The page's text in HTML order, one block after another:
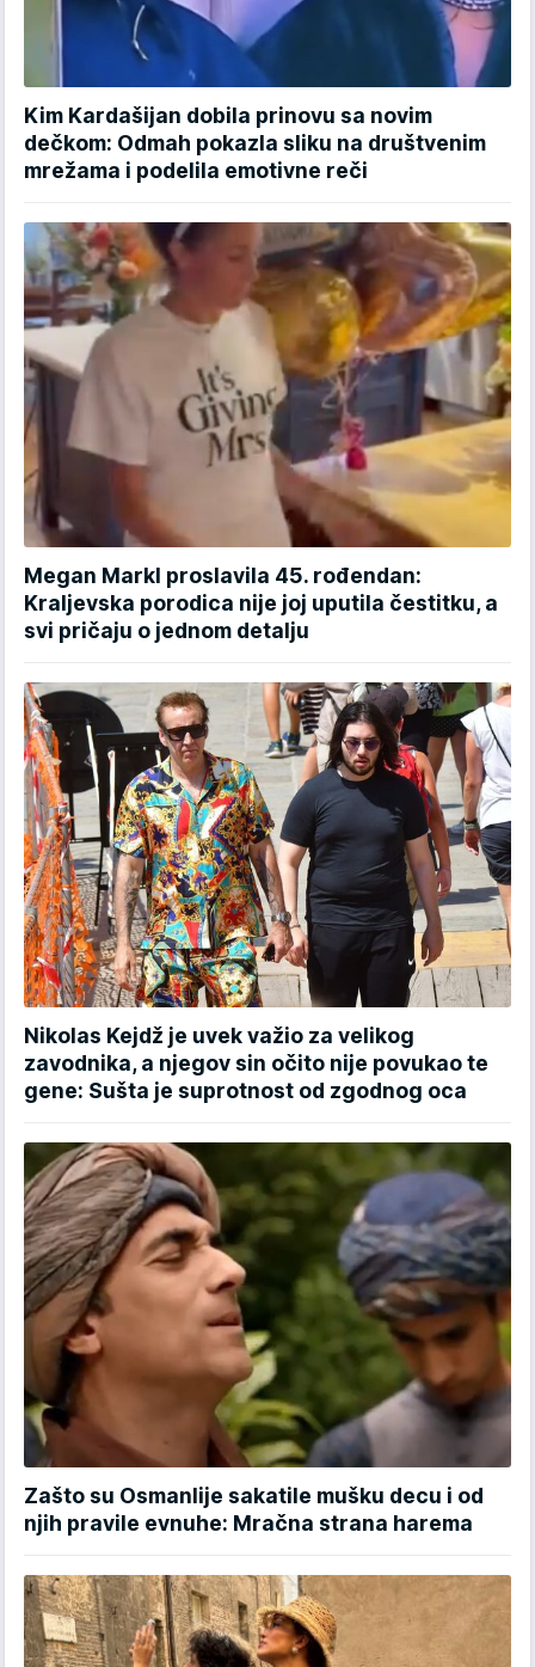
Kim Kardašijan dobila prinovu sa novim
dečkom: Odmah pokazla sliku na društvenim
mrežama i podelila emotivne reči
Megan Markl proslavila 45. rođendan:
Kraljevska porodica nije joj uputila čestitku, a
svi pričaju o jednom detalju
Nikolas Kejdž je uvek važio za velikog
zavodnika, a njegov sin očito nije povukao te
gene: Sušta je suprotnost od zgodnog oca
Zašto su Osmanlije sakatile mušku decu i od
njih pravile evnuhe: Mračna strana harema